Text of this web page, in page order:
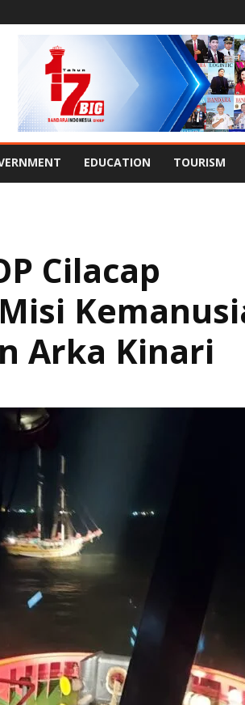
EDUCATION TOURISM
Cilacap
Arka Kinari